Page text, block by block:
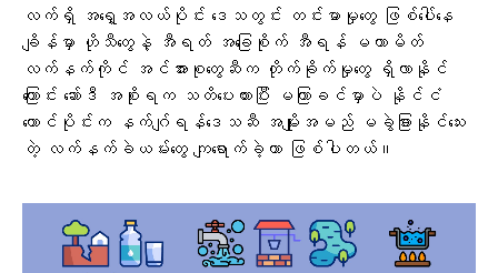
လက်ရှိ အရှေ့အလယ်ပိုင်း ဒေသတွင်း တင်းမာမှုတွေ ဖြစ်ပေါ်နေ
ချိန်မှာ ဟိုသီတွေနဲ့ အီရတ် အခြေစိုက် အီရန် မဟာမိတ်
လက်နက်ကိုင် အင်အားစုတွေဆီက တိုက်ခိုက်မှုတွေ ရှိလာနိုင်
ကြောင်း ဆော်ဒီ အစိုးရက သတိပေးထားပြီး မကြာခင်မှာပဲ နိုင်ငံ
တောင်ပိုင်းက နက်ဂျ်ရန်ဒေသဆီ အမျိုးအမည် မခွဲခြားနိုင်သေး
တဲ့ လက်နက်ခဲယမ်းတွေ ကျရောက်ခဲ့တာ ဖြစ်ပါတယ်။